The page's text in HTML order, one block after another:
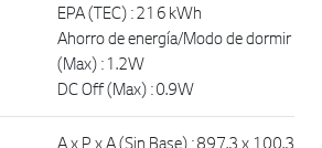
EPA (TEC) : 216 kWh
Ahorro de energía/Modo de dormir
(Max) : 1.2W
DC Off (Max) : 0.9W
A x P x A (Sin Base) : 897.3 x 100.3